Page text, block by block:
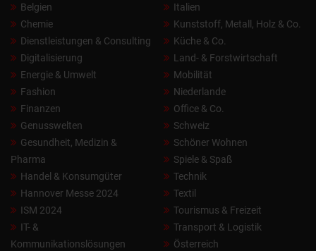
Belgien
Chemie
Dienstleistungen & Consulting
Digitalisierung
Energie & Umwelt
Fashion
Finanzen
Genusswelten
Gesundheit, Medizin &
Pharma
Handel & Konsumgüter
Hannover Messe 2024
ISM 2024
IT- &
Kommunikationslösungen
Italien
Kunststoff, Metall, Holz & Co.
Küche & Co.
Land- & Forstwirtschaft
Mobilität
Niederlande
Office & Co.
Schweiz
Schöner Wohnen
Spiele & Spaß
Technik
Textil
Tourismus & Freizeit
Transport & Logistik
Österreich